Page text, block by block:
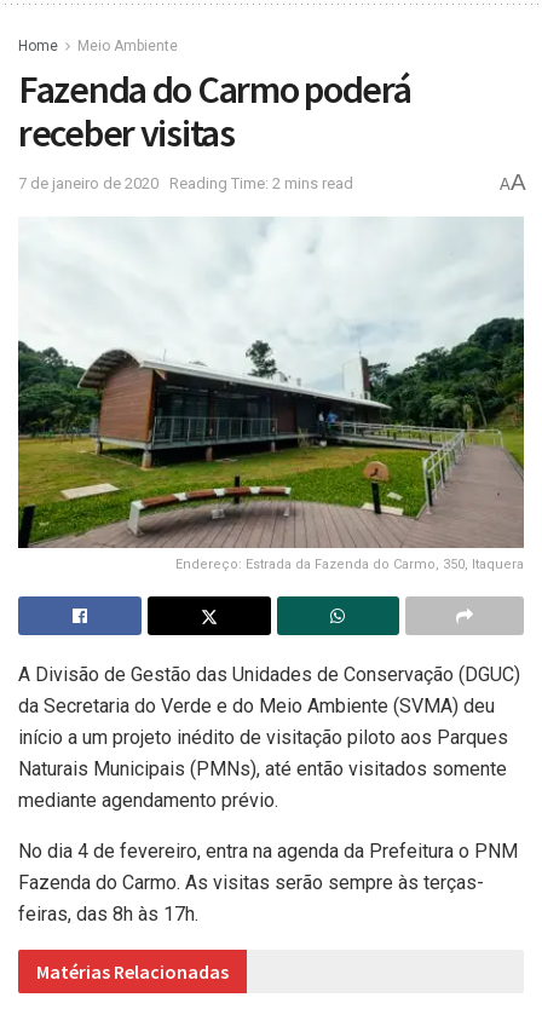
Home Meio Ambiente
Fazenda do Carmo poderá
receber visitas
7 de janeiro de 2020 Reading Time: 2 mins read AA
Endereço: Estrada da Fazenda do Carmo, 350, Itaquera
A Divisão de Gestão das Unidades de Conservação (DGUC)
da Secretaria do Verde e do Meio Ambiente (SVMA) deu
início a um projeto inédito de visitação piloto aos Parques
Naturais Municipais (PMNs), até então visitados somente
mediante agendamento prévio.
No dia 4 de fevereiro, entra na agenda da Prefeitura o PNM
Fazenda do Carmo. As visitas serão sempre às terças-
feiras, das 8h às 17h.
Matérias Relacionadas